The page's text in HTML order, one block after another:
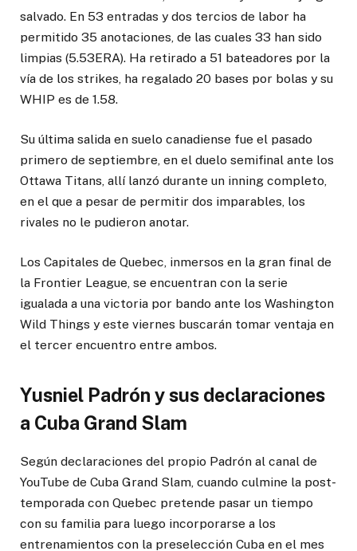
salvado. En 53 entradas y dos tercios de labor ha
permitido 35 anotaciones, de las cuales 33 han sido
limpias (5.53ERA). Ha retirado a 51 bateadores por la
vía de los strikes, ha regalado 20 bases por bolas y su
WHIP es de 1.58.
Su última salida en suelo canadiense fue el pasado
primero de septiembre, en el duelo semifinal ante los
Ottawa Titans, allí lanzó durante un inning completo,
en el que a pesar de permitir dos imparables, los
rivales no le pudieron anotar.
Los Capitales de Quebec, inmersos en la gran final de
la Frontier League, se encuentran con la serie
igualada a una victoria por bando ante los Washington
Wild Things y este viernes buscarán tomar ventaja en
el tercer encuentro entre ambos.
Yusniel Padrón y sus declaraciones
a Cuba Grand Slam
Según declaraciones del propio Padrón al canal de
YouTube de Cuba Grand Slam, cuando culmine la post-
temporada con Quebec pretende pasar un tiempo
con su familia para luego incorporarse a los
entrenamientos con la preselección Cuba en el mes